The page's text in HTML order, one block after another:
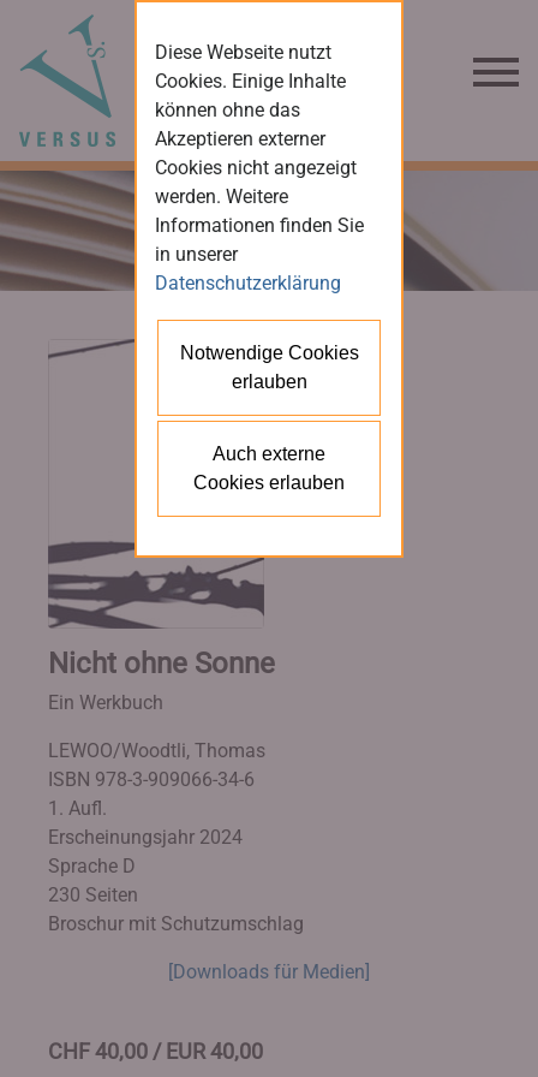
Nicht ohne Sonne
Ein Werkbuch
LEWOO/Woodtli, Thomas
ISBN 978-3-909066-34-6
1. Aufl.
Erscheinungsjahr 2024
Sprache D
230 Seiten
Broschur mit Schutzumschlag
[Downloads für Medien]
CHF 40,00 / EUR 40,00
Diese Webseite nutzt
Cookies. Einige Inhalte
können ohne das
Akzeptieren externer
Cookies nicht angezeigt
werden. Weitere
Informationen finden Sie
in unserer
Datenschutzerklärung
Notwendige Cookies
erlauben
Auch externe
Cookies erlauben